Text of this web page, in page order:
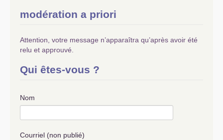
modération a priori
Attention, votre message n’apparaîtra qu’après avoir été
relu et approuvé.
Qui êtes-vous ?
Nom
Courriel (non publié)